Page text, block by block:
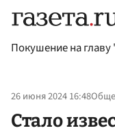
Покушение на
26 июня 2024 16:48
Стало